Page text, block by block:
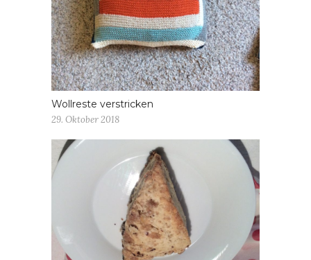
Wollreste verstricken
29. Oktober 2018